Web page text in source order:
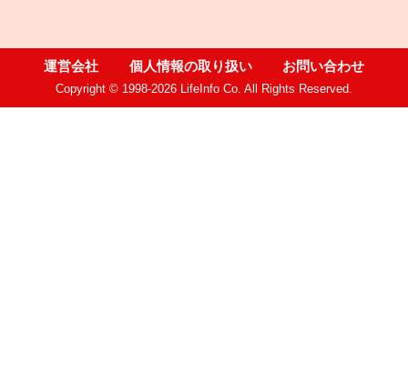
運営会社 個人情報の取り扱い お問い合わせ
Copyright © 1998-2026 LifeInfo Co. All Rights Reserved.